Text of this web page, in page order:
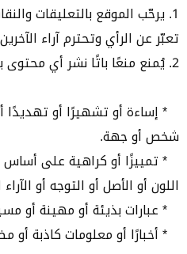
1. يرحّب الموقع بالتعليقات
تعبّر عن الرأي وتحترم آراء
2. يُمنع منعًا باتًا نشر أي محتوى يتضمن:
* إساءة أو تشهيرًا أو
شخص أو جهة.
* تمييزًا أو كراهية على أساس
اللون أو الأصل أو التوجه أو
* عبارات بذيئة أو مهينة أو
* أخبارًا أو معلومات كاذبة